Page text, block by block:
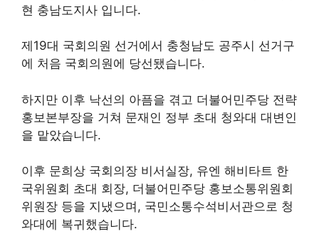
현 충남도지사 입니다.
제19대 국회의원 선거에서 충청남도 공주시 선거구
에 처음 국회의원에 당선됐습니다.
하지만 이후 낙선의 아픔을 겪고 더불어민주당 전략
홍보본부장을 거쳐 문재인 정부 초대 청와대 대변인
을 맡았습니다.
이후 문희상 국회의장 비서실장, 유엔 해비타트 한
국위원회 초대 회장, 더불어민주당 홍보소통위원회
위원장 등을 지냈으며, 국민소통수석비서관으로 청
와대에 복귀했습니다.